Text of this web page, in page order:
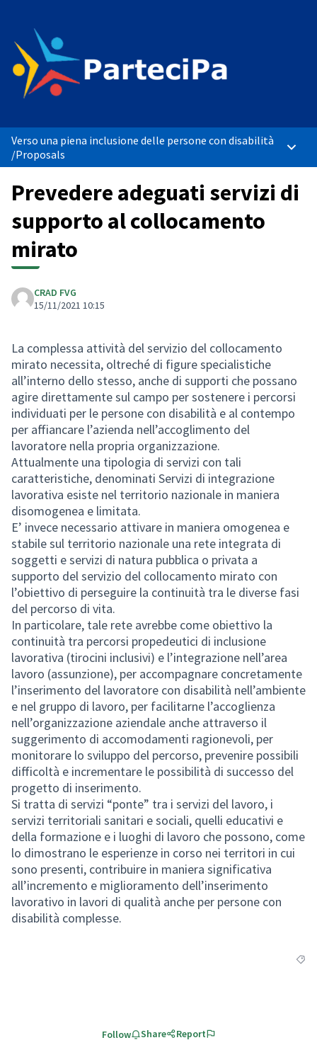
Verso una piena inclusione delle persone con disabilità
/Proposals Main
Prevedere adeguati servizi di
supporto al collocamento
mirato
CRAD FVG
15/11/2021 10:15
La complessa attività del servizio del collocamento
mirato necessita, oltreché di figure specialistiche
all’interno dello stesso, anche di supporti che possano
agire direttamente sul campo per sostenere i percorsi
individuati per le persone con disabilità e al contempo
per affiancare l’azienda nell’accoglimento del
lavoratore nella propria organizzazione.
Attualmente una tipologia di servizi con tali
caratteristiche, denominati Servizi di integrazione
lavorativa esiste nel territorio nazionale in maniera
disomogenea e limitata.
E’ invece necessario attivare in maniera omogenea e
stabile sul territorio nazionale una rete integrata di
soggetti e servizi di natura pubblica o privata a
supporto del servizio del collocamento mirato con
l’obiettivo di perseguire la continuità tra le diverse fasi
del percorso di vita.
In particolare, tale rete avrebbe come obiettivo la
continuità tra percorsi propedeutici di inclusione
lavorativa (tirocini inclusivi) e l’integrazione nell’area
lavoro (assunzione), per accompagnare concretamente
l’inserimento del lavoratore con disabilità nell’ambiente
e nel gruppo di lavoro, per facilitarne l’accoglienza
nell’organizzazione aziendale anche attraverso il
suggerimento di accomodamenti ragionevoli, per
monitorare lo sviluppo del percorso, prevenire possibili
difficoltà e incrementare le possibilità di successo del
progetto di inserimento.
Si tratta di servizi “ponte” tra i servizi del lavoro, i
servizi territoriali sanitari e sociali, quelli educativi e
della formazione e i luoghi di lavoro che possono, come
lo dimostrano le esperienze in corso nei territori in cui
sono presenti, contribuire in maniera significativa
all’incremento e miglioramento dell’inserimento
lavorativo in lavori di qualità anche per persone con
disabilità complesse.
Follow Share Report